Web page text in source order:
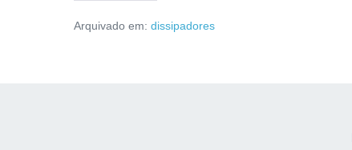
Arquivado em: dissipadores